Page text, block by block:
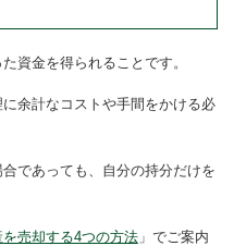
資金を得られることです。
余計なコストや手間をかける必
であっても、自分の持分だけを
売却する4つの方法」でご案内